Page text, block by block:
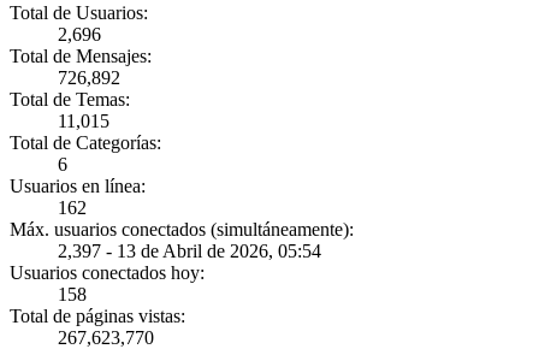
Total de Usuarios:
2,696
Total de Mensajes:
726,892
Total de Temas:
11,015
Total de Categorías:
6
Usuarios en línea:
162
Máx. usuarios conectados (simultáneamente):
2,397 - 13 de Abril de 2026, 05:54
Usuarios conectados hoy:
158
Total de páginas vistas:
267,623,770